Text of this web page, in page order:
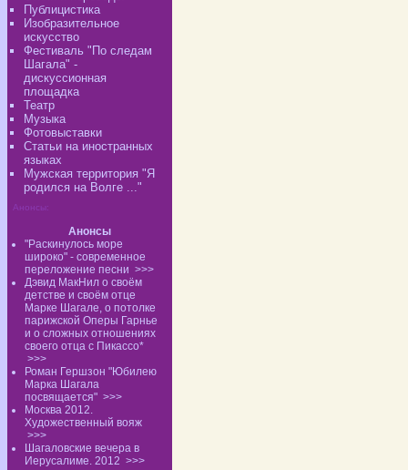
Публицистика
Изобразительное
искусство
Фестиваль "По следам
Шагала" -
дискуссионная
площадка
Театр
Музыка
Фотовыставки
Статьи на иностранных
языках
Мужская территория "Я
родился на Волге ..."
Анонсы:
Анонсы
"Раскинулось море
широко" - современное
переложение песни >>>
Дэвид МакНил о своём
детстве и своём отце
Марке Шагале, о потолке
парижской Оперы Гарнье
и о сложных отношениях
своего отца с Пикассо*
>>>
Роман Гершзон "Юбилею
Марка Шагала
посвящается" >>>
Москва 2012.
Художественный вояж
>>>
Шагаловские вечера в
Иерусалиме. 2012 >>>